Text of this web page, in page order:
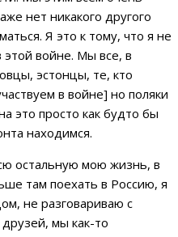
нет никакого другого
Я это к тому, что я не
войне. Мы все, в
эстонцы, те, кто
в войне] но поляки
это просто как будто бы
находимся.
остальную мою жизнь, в
там поехать в Россию, я
не разговариваю с
мы как-то